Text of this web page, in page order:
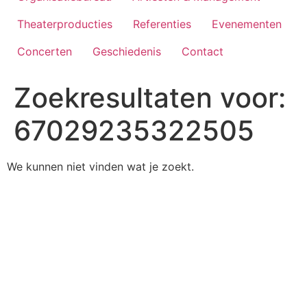
Theaterproducties
Referenties
Evenementen
Concerten
Geschiedenis Contact
Zoekresultaten voor:
67029235322505
We kunnen niet vinden wat je zoekt.